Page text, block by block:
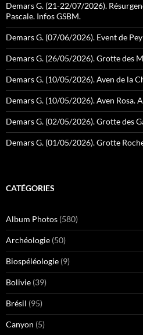
Demars G. (21-22/07/2026).
Pascale. Infos GSBM.
Demars G. (07/06/2026). Event de
Demars G. (26/05/2026). Grotte des
Demars G. (10/05/2026). Aven de la
Demars G. (10/05/2026). Aven Rosa.
Demars G. (02/05/2026). Grotte des
Demars G. (01/05/2026). Grotte
CATÉGORIES
Album Photos (580)
Archéologie (50)
Biospéléologie (9)
Bolivie (39)
Brésil (95)
Canyon (5)